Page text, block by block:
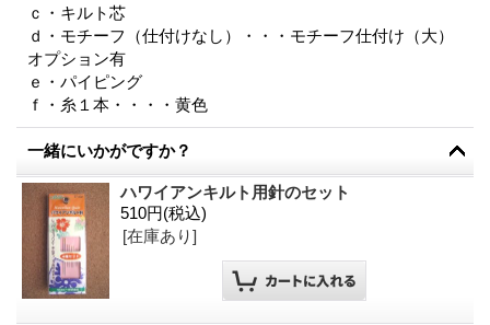
ｃ・キルト芯
ｄ・モチーフ（仕付けなし）・・・モチーフ仕付け（大）
オプション有
ｅ・パイピング
ｆ・糸１本・・・・黄色
一緒にいかがですか？
ハワイアンキルト用針のセット
510円(税込)
[在庫あり]